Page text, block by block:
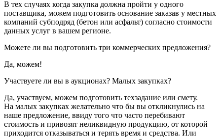
В тех случаях когда закупка должна пройти у одного
поставщика, можем подготовить основание заказав у местных
компаний субподряд (бетон или асфальт) согласно стоимости
данных услуг в вашем регионе.
Можете ли вы подготовить три коммерческих предложения?
Да, можем!
Участвуете ли вы в аукционах? Малых закупках?
Да, участвуем, можем подготовить техзадание или смету.
На малых закупках желательно что бы вы откликнулись на
наше предложение, ввиду того что часто перебивают
стоимость и привозят неликвидную продукцию, от которой
приходится отказываться и терять время и средства. Или